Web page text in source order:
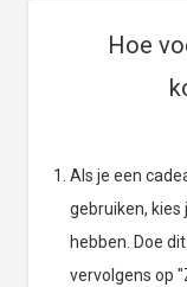
Hoe
Als je een
gebruiken,
hebben. Doe
vervolgens op